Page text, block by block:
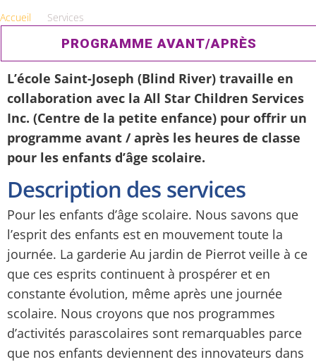
Accueil Services
PROGRAMME AVANT/APRÈS
L’école Saint-Joseph (Blind River) travaille en
collaboration avec la All Star Children Services
Inc. (Centre de la petite enfance) pour offrir un
programme avant / après les heures de classe
pour les enfants d’âge scolaire.
Description des services
Pour les enfants d’âge scolaire. Nous savons que
l’esprit des enfants est en mouvement toute la
journée. La garderie Au jardin de Pierrot veille à ce
que ces esprits continuent à prospérer et en
constante évolution, même après une journée
scolaire. Nous croyons que nos programmes
d’activités parascolaires sont remarquables parce
que nos enfants deviennent des innovateurs dans